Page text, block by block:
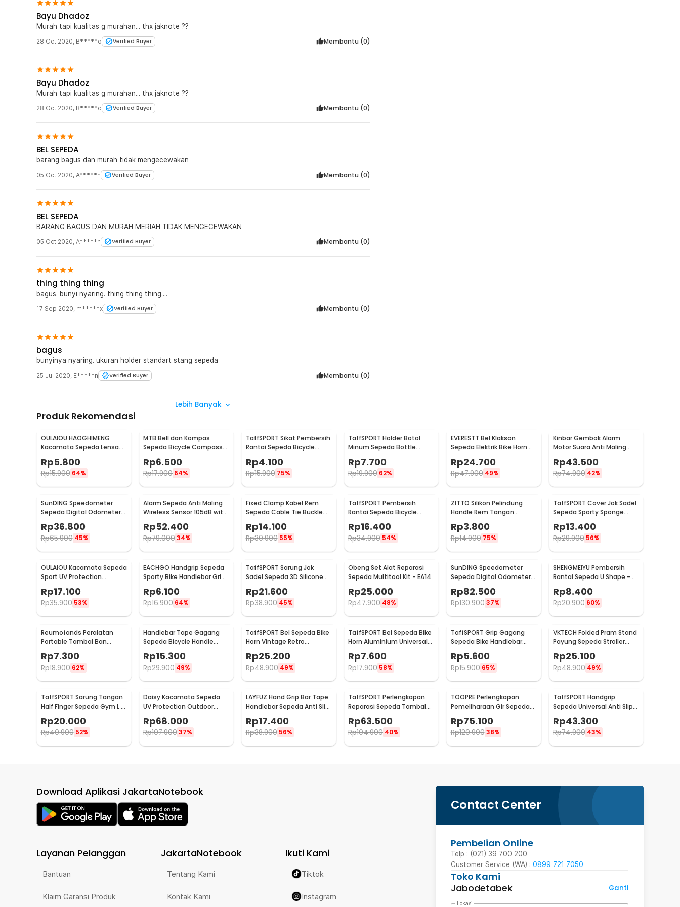
Bayu Dhadoz
Murah tapi kualitas g murahan... thx jaknote ??
28 Oct 2020, B*****o Verified Buyer Membantu (0)
Bayu Dhadoz
Murah tapi kualitas g murahan... thx jaknote ??
28 Oct 2020, B*****o Verified Buyer Membantu (0)
BEL SEPEDA
barang bagus dan murah tidak mengecewakan
05 Oct 2020, A*****n Verified Buyer Membantu (0)
BEL SEPEDA
BARANG BAGUS DAN MURAH MERIAH TIDAK MENGECEWAKAN
05 Oct 2020, A*****n Verified Buyer Membantu (0)
thing thing thing
bagus. bunyi nyaring. thing thing thing....
17 Sep 2020, m*****x Verified Buyer Membantu (0)
bagus
bunyinya nyaring. ukuran holder standart stang sepeda
25 Jul 2020, E*****n Verified Buyer Membantu (0)
Lebih Banyak
Produk Rekomendasi
OULAIOU HAOGHIMENG
Kacamata Sepeda Lensa
Mercury Cycling Outdoor
Sport - 3015
Rp5.800
Rp15.900 64%
MTB Bell dan Kompas
Sepeda Bicycle Compass
with Trumpet Bell
Aluminium - R2194
Rp6.500
Rp17.900 64%
TaffSPORT Sikat Pembersih
Rantai Sepeda Bicycle
Chain Cleaning Brush -
YQ012
Rp4.100
Rp15.900 75%
TaffSPORT Holder Botol
Minum Sepeda Bottle
Cage MTB Adjustable -
TMD05B
Rp7.700
Rp19.900 62%
EVERESTT Bel Klakson
Sepeda Elektrik Bike Horn
Extra Loud 95dB - SB-205
Rp24.700
Rp47.900 49%
Kinbar Gembok Alarm
Motor Suara Anti Maling
Lock Sirene 10mm - GA14
Rp43.500
Rp74.900 42%
SunDING Speedometer
Sepeda Digital Odometer
15 Function LCD Display -
SD-548B
Rp36.800
Rp65.900 45%
Alarm Sepeda Anti Maling
Wireless Sensor 105dB with
Remote Control - TE-168
Rp52.400
Rp79.00034%
Fixed Clamp Kabel Rem
Sepeda Cable Tie Buckle
Organizer 5 PCS
Rp14.100
Rp30.900 55%
TaffSPORT Pembersih
Rantai Sepeda Bicycle
Chain Cleaner Scrubber -
YHW10-258
Rp16.400
Rp34.900 54%
ZITTO Silikon Pelindung
Handle Rem Tangan
Sepeda 2 PCS - M187
Rp3.800
Rp14.900 75%
TaffSPORT Cover Jok Sadel
Sepeda Sporty Sponge
Bicycle Seat Universal -
HM847
Rp13.400
Rp29.900 56%
OULAIOU Kacamata Sepeda
Sport UV Protection
Outdoor Cycling
Sunglasses - AJ1
Rp17.100
Rp35.900 53%
EACHGO Handgrip Sepeda
Sporty Bike Handlebar Grip
Silicone 1 Pair - STD
Rp6.100
Rp16.900 64%
TaffSPORT Sarung Jok
Sadel Sepeda 3D Silicone
Gel - TP-ZT01
Rp21.600
Rp38.900 45%
Obeng Set Alat Reparasi
Sepeda Multitool Kit - EA14
Rp25.000
Rp47.900 48%
SunDING Speedometer
Sepeda Digital Odometer
Backlight LCD Waterproof -
SD-563A
Rp82.500
Rp130.900 37%
SHENGMEIYU Pembersih
Rantai Sepeda U Shape -
ZSW0052
Rp8.400
Rp20.900 60%
Reumofands Peralatan
Portable Tambal Ban
Sepeda - RM21388
Rp7.300
Rp18.900 62%
Handlebar Tape Gagang
Sepeda Bicycle Handle
Wrap 2M 30mm 2 PCS -
GH-081H
Rp15.300
Rp29.900 49%
TaffSPORT Bel Sepeda Bike
Horn Vintage Retro
Aluminium Alloy 85dB - CL-
05
Rp25.200
Rp48.900 49%
TaffSPORT Bel Sepeda Bike
Horn Aluminium Universal
Fit 85dB - CL-6
Rp7.600
Rp17.900 58%
TaffSPORT Grip Gagang
Sepeda Bike Handlebar
Spons Grip 1 Pair - GH-081H
Rp5.600
Rp15.900 65%
VKTECH Folded Pram Stand
Payung Sepeda Stroller
Kereta Bayi - LS4G
Rp25.100
Rp48.900 49%
TaffSPORT Sarung Tangan
Half Finger Sepeda Gym L -
TSTS
Rp20.000
Rp40.900 52%
Daisy Kacamata Sepeda
UV Protection Outdoor
Cycling Sunglasses - X7
Rp68.000
Rp107.90037%
LAYFUZ Hand Grip Bar Tape
Handlebar Sepeda Anti Slip
2 Roll - 70616
Rp17.400
Rp38.900 56%
TaffSPORT Perlengkapan
Reparasi Sepeda Tambal
Ban 16 in 1 - PP06S
Rp63.500
Rp104.900 40%
TOOPRE Perlengkapan
Pemeliharaan Gir Sepeda
Hydraulic Brake Bleed Kit -
2021
Rp75.100
Rp120.900 38%
TaffSPORT Handgrip
Sepeda Universal Anti Slip
Handlebar Grip - BT1001
Rp43.300
Rp74.900 43%
Contact Center
Pembelian Online
Telp : (021) 39 700 200
Customer Service (WA) : 0899 721 7050
Toko Kami
Jabodetabek
Ganti
Lokasi
Download Aplikasi JakartaNotebook
Layanan Pelanggan
Bantuan
Klaim Garansi Produk
JakartaNotebook
Tentang Kami
Kontak Kami
Ikuti Kami
Tiktok
Instagram